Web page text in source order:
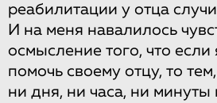
реабилитации у отца
И на меня навалилось
осмысление того, что если
помочь своему отцу, то
ни дня, ни часа, ни минуты